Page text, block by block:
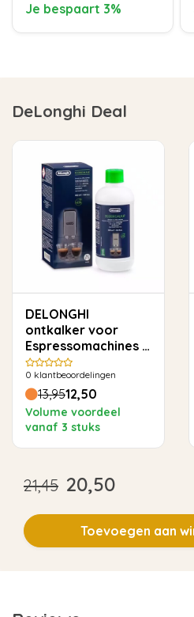
Je bespaart 3%
DeLonghi Deal
DELONGHI
ontkalker voor
Espressomachines -
500ml
0 klantbeoordelingen
13,9512,50
Volume voordeel
vanaf 3 stuks
21,45 20,50
Toevoegen aan